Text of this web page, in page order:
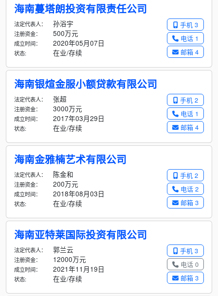
海南蔓塔朗投资有限责任公司
手机 3
电话 1
邮箱 4
法定代表人： 孙浴宇
注册资金： 500万元
成立时间： 2020年05月07日
状态: 在业/存续
海南银煊金服小额贷款有限公司
手机 2
电话 1
邮箱 4
法定代表人： 张超
注册资金： 3000万元
成立时间： 2017年03月29日
状态: 在业/存续
海南金雅楠艺术有限公司
手机 2
电话 2
邮箱 3
法定代表人： 陈金和
注册资金： 200万元
成立时间： 2018年08月03日
状态: 在业/存续
海南亚特莱国际投资有限公司
手机 3
电话 0
邮箱 3
法定代表人： 郭兰云
注册资金： 12000万元
成立时间： 2021年11月19日
状态: 在业/存续